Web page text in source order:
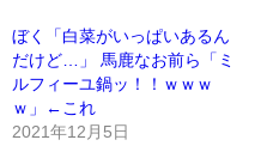
ぼく「白菜がいっぱいあるん
だけど…」 馬鹿なお前ら「ミ
ルフィーユ鍋ッ！！ｗｗｗ
ｗ」←これ
2021年12月5日